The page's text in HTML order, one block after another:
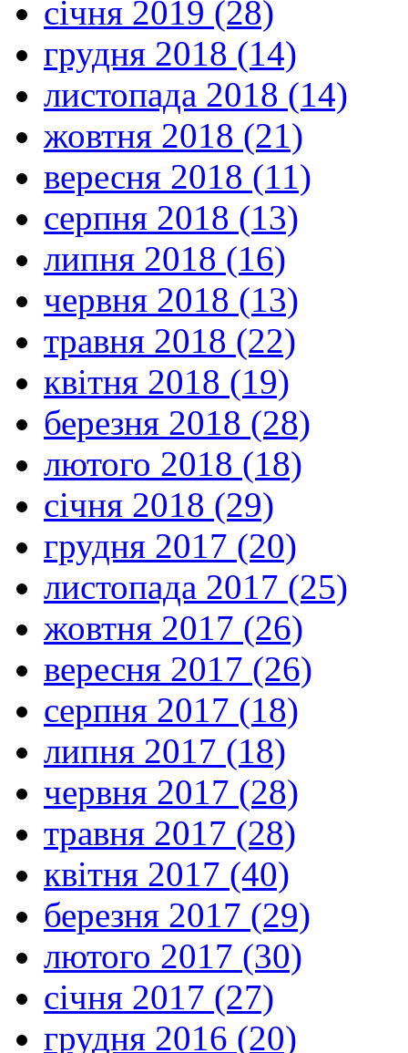
січня 2019 (28)
грудня 2018 (14)
листопада 2018 (14)
жовтня 2018 (21)
вересня 2018 (11)
серпня 2018 (13)
липня 2018 (16)
червня 2018 (13)
травня 2018 (22)
квітня 2018 (19)
березня 2018 (28)
лютого 2018 (18)
січня 2018 (29)
грудня 2017 (20)
листопада 2017 (25)
жовтня 2017 (26)
вересня 2017 (26)
серпня 2017 (18)
липня 2017 (18)
червня 2017 (28)
травня 2017 (28)
квітня 2017 (40)
березня 2017 (29)
лютого 2017 (30)
січня 2017 (27)
грудня 2016 (20)